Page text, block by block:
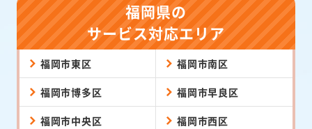
福岡県の
サービス対応エリア
福岡市東区 福岡市南区
福岡市博多区 福岡市早良区
福岡市中央区 福岡市西区